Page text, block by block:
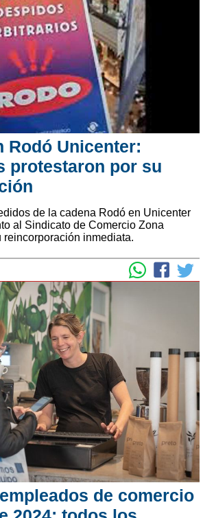
Rodó Unicenter:
protestaron por su
de la cadena Rodó en Unicenter
al Sindicato de Comercio Zona
reincorporación inmediata.
de comercio